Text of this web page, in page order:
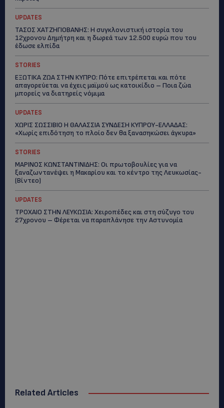
UPDATES
ΤΑΣΟΣ ΧΑΤΖΗΓΙΟΒΑΝΗΣ: Η συγκλονιστική ιστορία του
12χρονου Δημήτρη και η δωρεά των 12.500 ευρώ που του
έδωσε ελπίδα
STORIES
ΕΞΩΤΙΚΑ ΖΩΑ ΣΤΗΝ ΚΥΠΡΟ: Πότε επιτρέπεται και πότε
απαγορεύεται να έχεις μαϊμού ως κατοικίδιο – Ποια ζώα
μπορείς να διατηρείς νόμιμα
UPDATES
ΧΩΡΙΣ ΣΩΣΣΙΒΙΟ Η ΘΑΛΑΣΣΙΑ ΣΥΝΔΕΣΗ ΚΥΠΡΟΥ-ΕΛΛΑΔΑΣ:
«Χωρίς επιδότηση το πλοίο δεν θα ξανασηκώσει άγκυρα»
STORIES
ΜΑΡΙΝΟΣ ΚΩΝΣΤΑΝΤΙΝΙΔΗΣ: Οι πρωτοβουλίες για να
ξαναζωντανέψει η Μακαρίου και το κέντρο της Λευκωσίας-
(Βίντεο)
UPDATES
ΤΡΟΧΑΙΟ ΣΤΗΝ ΛΕΥΚΩΣΙΑ: Χειροπέδες και στη σύζυγο του
27χρονου – Φέρεται να παραπλάνησε την Αστυνομία
Related Articles